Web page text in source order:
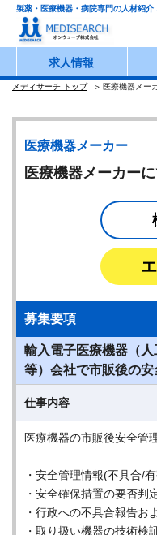
製薬・医療機器・病院専門の人材紹介
求人情報
メディサーチ トップ 医療機器メー
医療機器メーカー
医療機器メーカー
募集要項
輸入電子医療機器（
等）会社で市販後の
仕事内容
医療機器の市販後安全管
・安全管理情報(不具合/
・安全確保措置の要否判
・行政への不具合報告お
・取り扱い機器の技術検